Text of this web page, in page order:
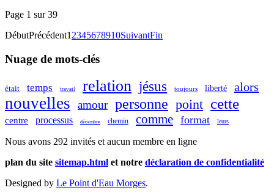
Page 1 sur 39
DébutPrécédent1 2345678910SuivantFin
Nuage de mots-clés
était temps travail relation jésus toujours liberté alors
nouvelles amour personne point cette
centre processus décembre chemin comme format leurs
Nous avons 292 invités et aucun membre en ligne
plan du site sitemap.html et notre déclaration de confidentialité
Designed by Le Point d'Eau Morges.